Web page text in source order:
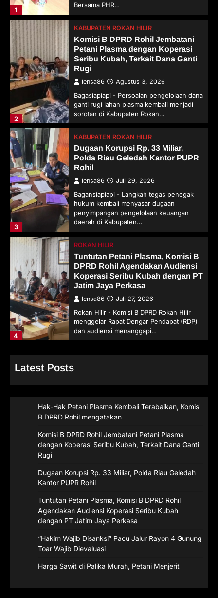
1
Bersama PHR…
2
KABUPATEN ROKAN HILIR
Komisi B DPRD Rohil Jembatani
Petani Plasma dengan Koperasi
Seribu Kubah, Terkait Dana Ganti
Rugi
lensa86 Agustus 3, 2026
Bagasiapiapi - Persoalan pengelolaan dana
ganti rugi lahan plasma kembali menjadi
sorotan di Kabupaten Rokan…
3
KABUPATEN ROKAN HILIR
Dugaan Korupsi Rp. 33 Miliar,
Polda Riau Geledah Kantor PUPR
Rohil
lensa86 Juli 29, 2026
Bagansiapiapi - Langkah tegas penegak
hukum kembali menyasar dugaan
penyimpangan pengelolaan keuangan
daerah di Kabupaten…
4
ROKAN HILIR
Tuntutan Petani Plasma, Komisi B
DPRD Rohil Agendakan Audiensi
Koperasi Seribu Kubah dengan PT
Jatim Jaya Perkasa
lensa86 Juli 27, 2026
Rokan Hilir - Komisi B DPRD Rokan Hilir
menggelar Rapat Dengar Pendapat (RDP)
dan audiensi menanggapi…
Latest Posts
Hak-Hak Petani Plasma Kembali Terabaikan, Komisi
B DPRD Rohil mengatakan
Komisi B DPRD Rohil Jembatani Petani Plasma
dengan Koperasi Seribu Kubah, Terkait Dana Ganti
Rugi
Dugaan Korupsi Rp. 33 Miliar, Polda Riau Geledah
Kantor PUPR Rohil
Tuntutan Petani Plasma, Komisi B DPRD Rohil
Agendakan Audiensi Koperasi Seribu Kubah
dengan PT Jatim Jaya Perkasa
“Hakim Wajib Disanksi” Pacu Jalur Rayon 4 Gunung
Toar Wajib Dievaluasi
Harga Sawit di Palika Murah, Petani Menjerit